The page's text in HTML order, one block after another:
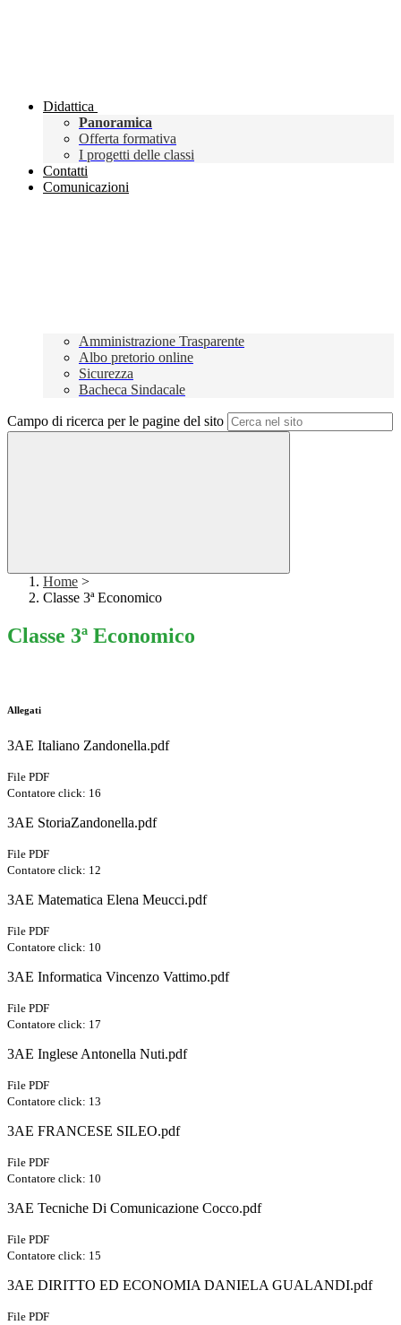
Didattica
Panoramica
Offerta formativa
I progetti delle classi
Contatti
Comunicazioni
Amministrazione Trasparente
Albo pretorio online
Sicurezza
Bacheca Sindacale
Campo di ricerca per le pagine del sito
Home >
Classe 3ª Economico
Classe 3ª Economico
Allegati
3AE Italiano Zandonella.pdf
File PDF
Contatore click: 16
3AE StoriaZandonella.pdf
File PDF
Contatore click: 12
3AE Matematica Elena Meucci.pdf
File PDF
Contatore click: 10
3AE Informatica Vincenzo Vattimo.pdf
File PDF
Contatore click: 17
3AE Inglese Antonella Nuti.pdf
File PDF
Contatore click: 13
3AE FRANCESE SILEO.pdf
File PDF
Contatore click: 10
3AE Tecniche Di Comunicazione Cocco.pdf
File PDF
Contatore click: 15
3AE DIRITTO ED ECONOMIA DANIELA GUALANDI.pdf
File PDF